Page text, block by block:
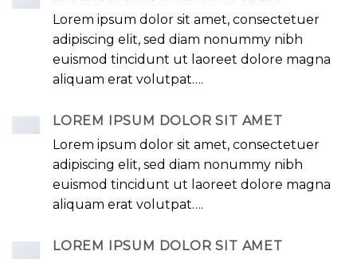
Lorem ipsum dolor sit amet, consectetuer
adipiscing elit, sed diam nonummy nibh
euismod tincidunt ut laoreet dolore magna
aliquam erat volutpat….
LOREM IPSUM DOLOR SIT AMET
Lorem ipsum dolor sit amet, consectetuer
adipiscing elit, sed diam nonummy nibh
euismod tincidunt ut laoreet dolore magna
aliquam erat volutpat….
LOREM IPSUM DOLOR SIT AMET